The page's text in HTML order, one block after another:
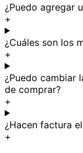
¿Puedo agregar
+
¿Cuáles son los
+
¿Puedo cambiar
de comprar?
+
¿Hacen factura
+